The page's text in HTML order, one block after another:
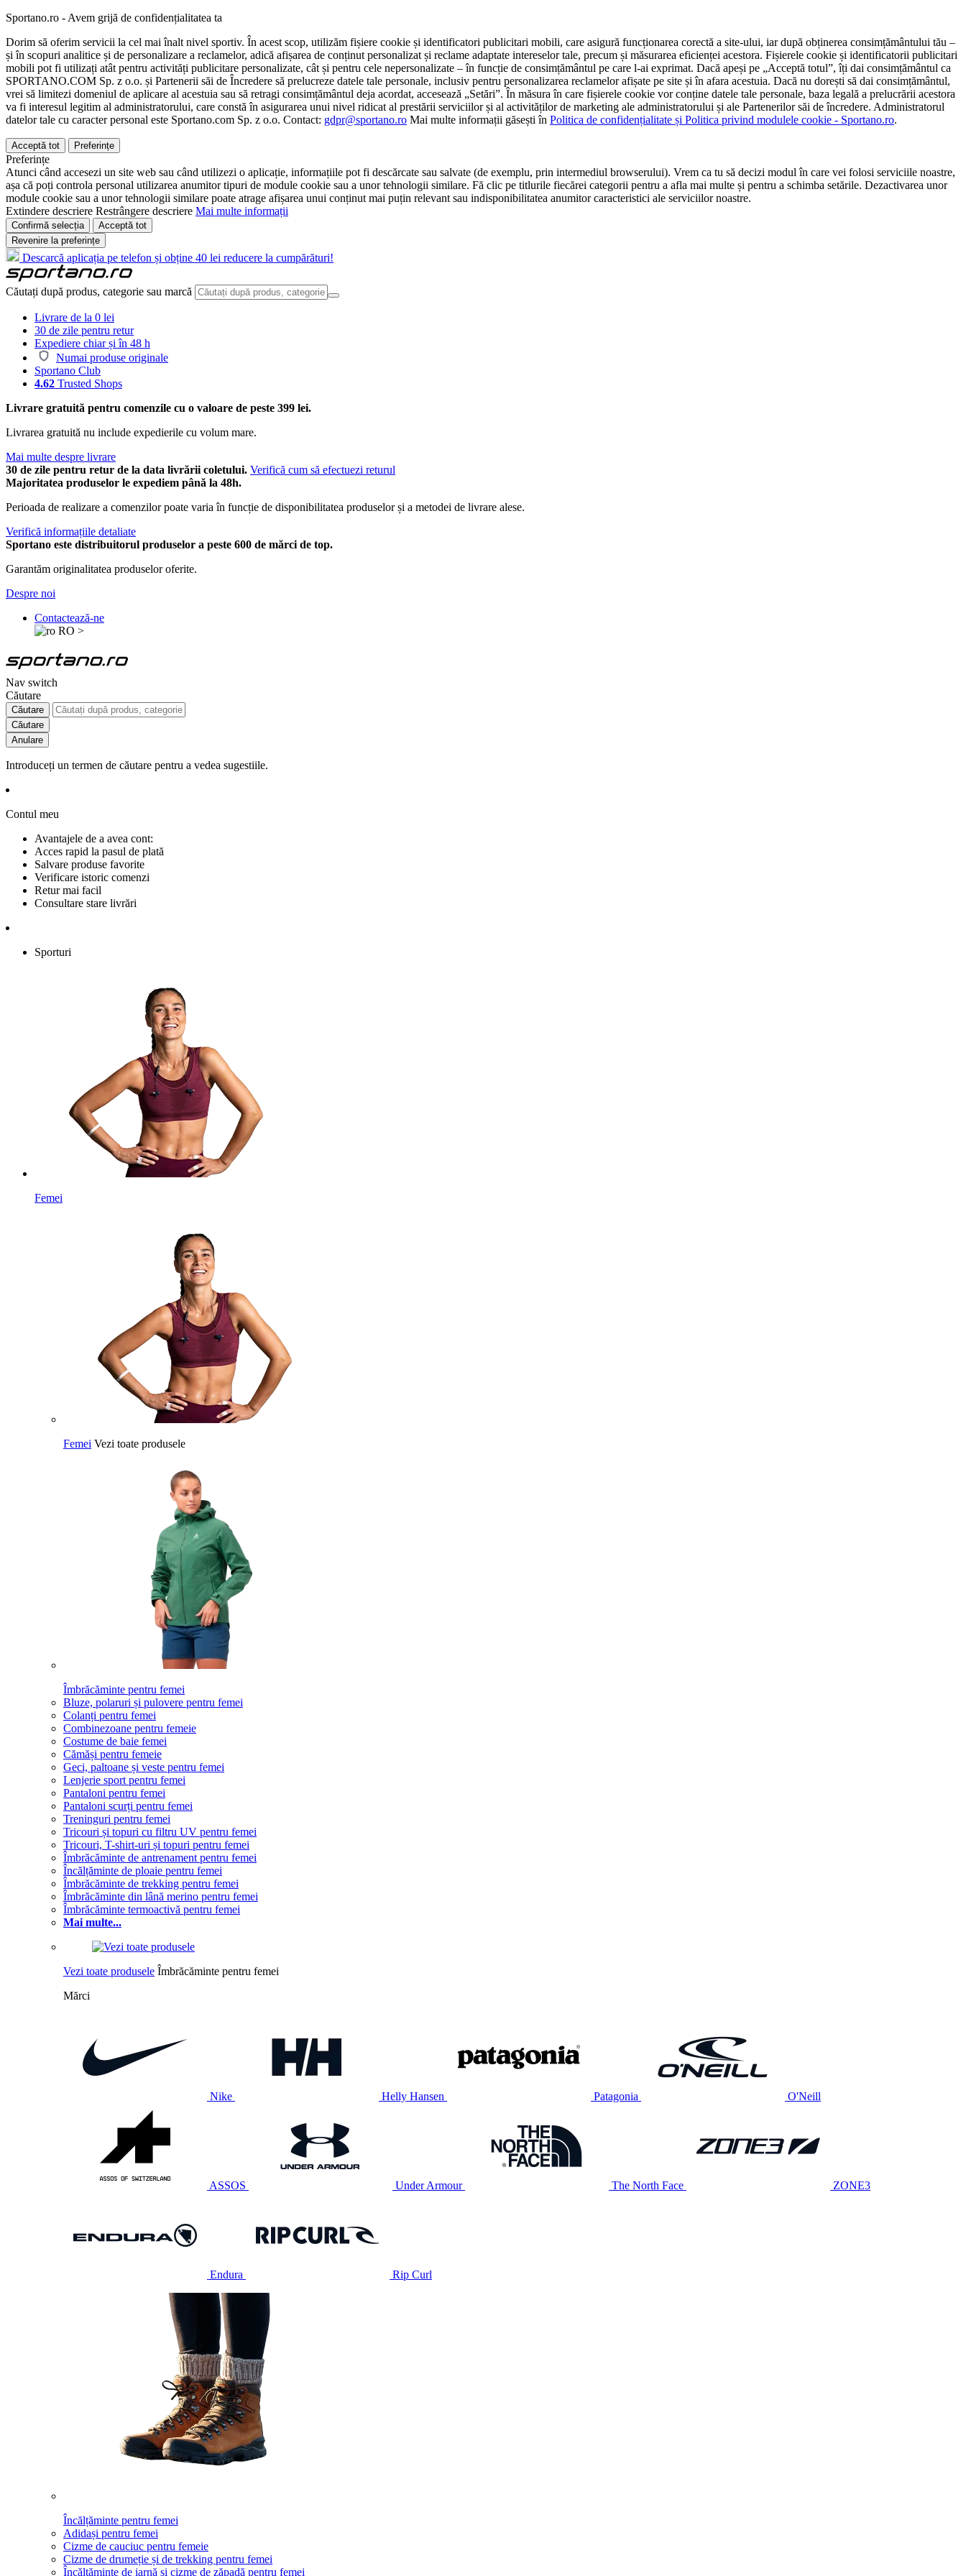
Sportano.ro - Avem grijă de confidențialitatea ta
Dorim să oferim servicii la cel mai înalt nivel sportiv. În acest scop, utilizăm fișiere cookie și identificatori publicitari mobili, care asigură funcționarea corectă a site-ului, iar după obținerea consimțământului tău –
și în scopuri analitice și de personalizare a reclamelor, adică afișarea de conținut personalizat și reclame adaptate intereselor tale, precum și măsurarea eficienței acestora. Fișierele cookie și identificatorii publicitari
mobili pot fi utilizați atât pentru activități publicitare personalizate, cât și pentru cele nepersonalizate – în funcție de consimțământul pe care l-ai exprimat. Dacă apeși pe „Acceptă totul”, îți dai consimțământul ca
SPORTANO.COM Sp. z o.o. și Partenerii săi de Încredere să prelucreze datele tale personale, inclusiv pentru personalizarea reclamelor afișate pe site și în afara acestuia. Dacă nu dorești să dai consimțământul,
vrei să limitezi domeniul de aplicare al acestuia sau să retragi consimțământul deja acordat, accesează „Setări”. În măsura în care fișierele cookie vor conține datele tale personale, baza legală a prelucrării acestora
va fi interesul legitim al administratorului, care constă în asigurarea unui nivel ridicat al prestării serviciilor și al activităților de marketing ale administratorului și ale Partenerilor săi de încredere. Administratorul
datelor tale cu caracter personal este Sportano.com Sp. z o.o. Contact: gdpr@sportano.ro Mai multe informații găsești în Politica de confidențialitate și Politica privind modulele cookie - Sportano.ro.
Acceptă tot Preferințe
Preferințe
Atunci când accesezi un site web sau când utilizezi o aplicație, informațiile pot fi descărcate sau salvate (de exemplu, prin intermediul browserului). Vrem ca tu să decizi modul în care vei folosi serviciile noastre,
așa că poți controla personal utilizarea anumitor tipuri de module cookie sau a unor tehnologii similare. Fă clic pe titlurile fiecărei categorii pentru a afla mai multe și pentru a schimba setările. Dezactivarea unor
module cookie sau a unor tehnologii similare poate atrage afișarea unui conținut mai puțin relevant sau indisponibilitatea anumitor caracteristici ale serviciilor noastre.
Extindere descriere Restrângere descriere Mai multe informații
Confirmă selecția
Acceptă tot
Revenire la preferințe
Descarcă aplicația pe telefon și obține 40 lei reducere la cumpărături!
Căutați după produs, categorie sau marcă
Livrare de la 0 lei
30 de zile pentru retur
Expediere chiar și în 48 h
Numai produse originale
Sportano Club
4.62 Trusted Shops
Livrare gratuită pentru comenzile cu o valoare de peste 399 lei.
Livrarea gratuită nu include expedierile cu volum mare.
Mai multe despre livrare
30 de zile pentru retur de la data livrării coletului. Verifică cum să efectuezi returul
Majoritatea produselor le expediem până la 48h.
Perioada de realizare a comenzilor poate varia în funcție de disponibilitatea produselor și a metodei de livrare alese.
Verifică informațiile detaliate
Sportano este distribuitorul produselor a peste 600 de mărci de top.
Garantăm originalitatea produselor oferite.
Despre noi
Contactează-ne
RO >
Nav switch
Căutare
Căutare
Căutare
Anulare
Introduceți un termen de căutare pentru a vedea sugestiile.
Contul meu
Avantajele de a avea cont:
Acces rapid la pasul de plată
Salvare produse favorite
Verificare istoric comenzi
Retur mai facil
Consultare stare livrări
Sporturi
Femei
Femei Vezi toate produsele
Îmbrăcăminte pentru femei
Bluze, polaruri și pulovere pentru femei
Colanți pentru femei
Combinezoane pentru femeie
Costume de baie femei
Cămăși pentru femeie
Geci, paltoane și veste pentru femei
Lenjerie sport pentru femei
Pantaloni pentru femei
Pantaloni scurți pentru femei
Treninguri pentru femei
Tricouri și topuri cu filtru UV pentru femei
Tricouri, T-shirt-uri și topuri pentru femei
Îmbrăcăminte de antrenament pentru femei
Încălțăminte de ploaie pentru femei
Îmbrăcăminte de trekking pentru femei
Îmbrăcăminte din lână merino pentru femei
Îmbrăcăminte termoactivă pentru femei
Mai multe...
Vezi toate produsele Îmbrăcăminte pentru femei
Mărci
Nike Helly Hansen Patagonia O'Neill
ASSOS Under Armour The North Face ZONE3
Endura Rip Curl
Încălțăminte pentru femei
Adidași pentru femei
Cizme de cauciuc pentru femeie
Cizme de drumeție și de trekking pentru femei
Încălțăminte de iarnă și cizme de zăpadă pentru femei